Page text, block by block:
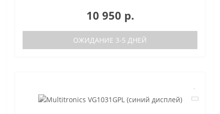
10 950 р.
ОЖИДАНИЕ 3-5 ДНЕЙ